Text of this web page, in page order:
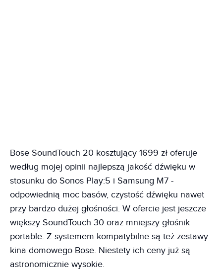
Bose SoundTouch 20 kosztujący 1699 zł oferuje
według mojej opinii najlepszą jakość dźwięku w
stosunku do Sonos Play:5 i Samsung M7 -
odpowiednią moc basów, czystość dźwięku nawet
przy bardzo dużej głośności. W ofercie jest jeszcze
większy SoundTouch 30 oraz mniejszy głośnik
portable. Z systemem kompatybilne są też zestawy
kina domowego Bose. Niestety ich ceny już są
astronomicznie wysokie.